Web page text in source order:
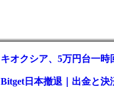
キオクシア、5万円台一
Bitget日本撤退｜出金と決